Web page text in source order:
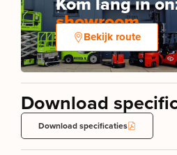
showroom
Bekijk route
Download
Download specificaties